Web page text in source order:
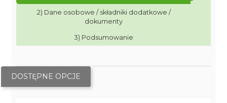
2) Dane osobowe / składniki dodatkowe /
dokumenty
3) Podsumowanie
DOSTĘPNE OPCJE